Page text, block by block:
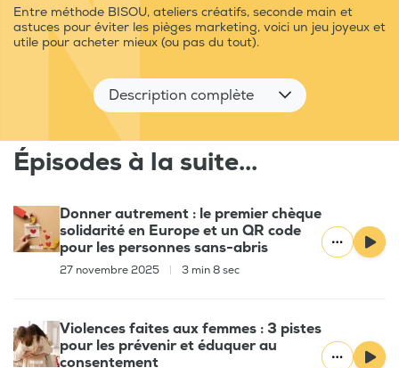
Entre méthode BISOU, ateliers créatifs, seconde main et
astuces pour éviter les pièges marketing, voici un jeu joyeux et
utile pour acheter mieux (ou pas du tout).
Description complète
Épisodes à la suite...
Donner autrement : le premier chèque
solidarité en Europe et un QR code
pour les personnes sans-abris
27 novembre 2025 3 min 8 sec
Violences faites aux femmes : 3 pistes
pour les prévenir et éduquer au
consentement